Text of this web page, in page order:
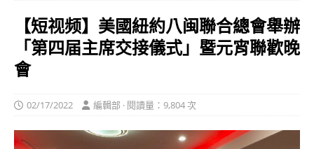
【短视频】美國紐約八闽聯合總會舉辦
「第四届主席交接儀式」暨元宵聯歡晚
會
02/17/2022 編輯部 · 閱讀量：9,804 次